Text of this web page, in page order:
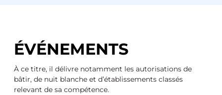
ÉVÉNEMENTS
À ce titre, il délivre notamment les autorisations de
bâtir, de nuit blanche et d’établissements classés
relevant de sa compétence.